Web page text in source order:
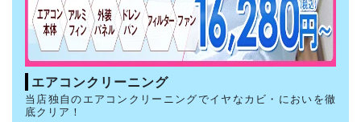
エアコンクリーニング
当店独自のエアコンクリーニングでイヤなカビ・においを徹
底クリア！